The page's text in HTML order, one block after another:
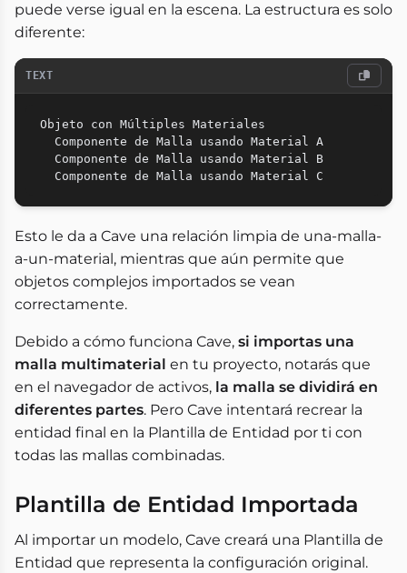
puede verse igual en la escena. La estructura es solo
diferente:
TEXT
Objeto con Múltiples Materiales
Esto le da a Cave una relación limpia de una-malla-
a-un-material, mientras que aún permite que
objetos complejos importados se vean
correctamente.
Debido a cómo funciona Cave, si importas una
malla multimaterial en tu proyecto, notarás que
en el navegador de activos, la malla se dividirá en
diferentes partes. Pero Cave intentará recrear la
entidad final en la Plantilla de Entidad por ti con
todas las mallas combinadas.
Plantilla de Entidad Importada
Al importar un modelo, Cave creará una Plantilla de
Entidad que representa la configuración original.